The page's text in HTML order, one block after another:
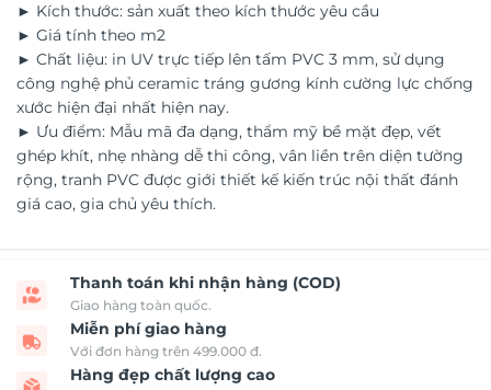
► Kích thước: sản xuất theo kích thước yêu cầu
► Giá tính theo m2
► Chất liệu: in UV trực tiếp lên tấm PVC 3 mm, sử dụng
công nghệ phủ ceramic tráng gương kính cường lực chống
xước hiện đại nhất hiện nay.
► Ưu điểm: Mẫu mã đa dạng, thẩm mỹ bề mặt đẹp, vết
ghép khít, nhẹ nhàng dễ thi công, vân liền trên diện tường
rộng, tranh PVC được giới thiết kế kiến trúc nội thất đánh
giá cao, gia chủ yêu thích.
Thanh toán khi nhận hàng (COD)
Giao hàng toàn quốc.
Miễn phí giao hàng
Với đơn hàng trên 499.000 đ.
Hàng đẹp chất lượng cao